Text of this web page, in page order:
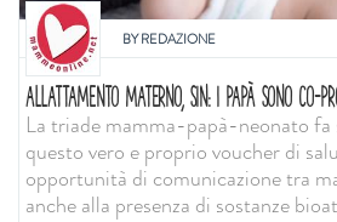
BYREDAZIONE
ALLATTAMENTO MATERNO, SIN: I PAPÀ SONO CO-
La triade mamma-papà-neonato fa
questo vero e proprio voucher di
opportunità di comunicazione tra
anche alla presenza di sostanze